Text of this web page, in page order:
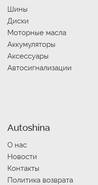
Шины
Диски
Моторные масла
Аккумуляторы
Аксессуары
Автосигнализации
Autoshina
О нас
Новости
Контакты
Политика возврата